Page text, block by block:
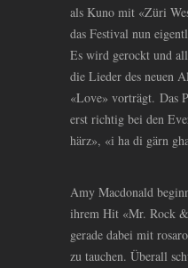
als Kuno mit «Züri
das Festival nun
Es wird gerockt und
die Lieder des neuen
«Love» vorträgt. Das
erst richtig bei den
härz», «i ha di gärn
Amy Macdonald
ihrem Hit «Mr. Rock &
gerade dabei mit
zu tauchen. Überall